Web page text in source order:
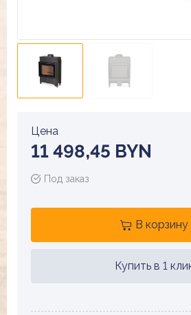
Цена
11 498,45 BYN
Под заказ
В корзину
Купить в 1